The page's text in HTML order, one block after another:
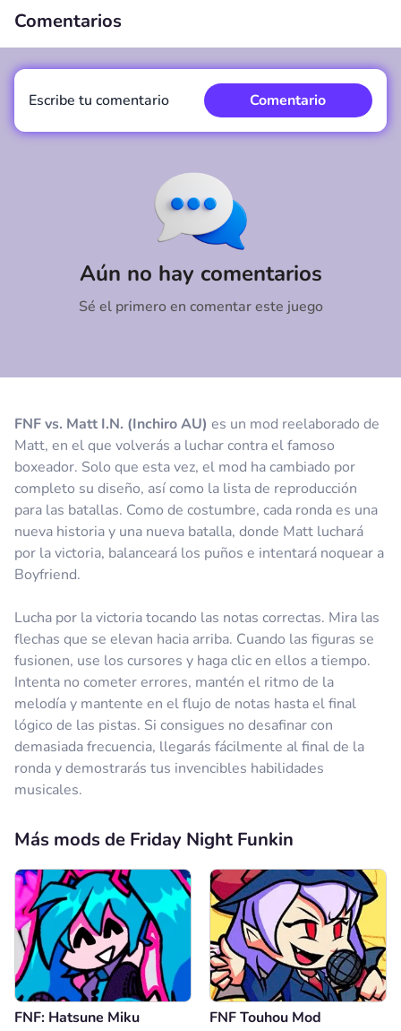
FNF vs. Matt I.N. (Inchiro AU) es un mod reelaborado de
Matt, en el que volverás a luchar contra el famoso
boxeador. Solo que esta vez, el mod ha cambiado por
completo su diseño, así como la lista de reproducción
para las batallas. Como de costumbre, cada ronda es una
nueva historia y una nueva batalla, donde Matt luchará
por la victoria, balanceará los puños e intentará noquear a
Boyfriend.
Lucha por la victoria tocando las notas correctas. Mira las
flechas que se elevan hacia arriba. Cuando las figuras se
fusionen, use los cursores y haga clic en ellos a tiempo.
Intenta no cometer errores, mantén el ritmo de la
melodía y mantente en el flujo de notas hasta el final
lógico de las pistas. Si consigues no desafinar con
demasiada frecuencia, llegarás fácilmente al final de la
ronda y demostrarás tus invencibles habilidades
musicales.
Comentarios
Aún no hay comentarios
Sé el primero en comentar este juego
Escribe tu comentario Comentario
Más mods de Friday Night Funkin
FNF: Hatsune Miku FNF Touhou Mod